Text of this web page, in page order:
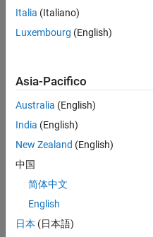
h = gca;
h.XLim = [0 11];
Italia (Italiano)
Luxembourg (English)
Asia-Pacifico
Australia (English)
India (English)
New Zealand (English)
中国
简体中文
English
日本 (日本語)